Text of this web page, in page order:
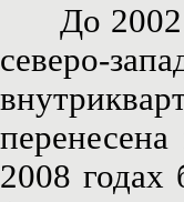
До 2002
северо-
2008